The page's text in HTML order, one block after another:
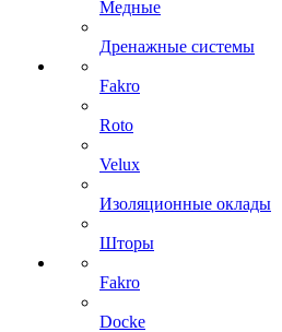
Медные
Дренажные системы
Fakro
Roto
Velux
Изоляционные оклады
Шторы
Fakro
Docke